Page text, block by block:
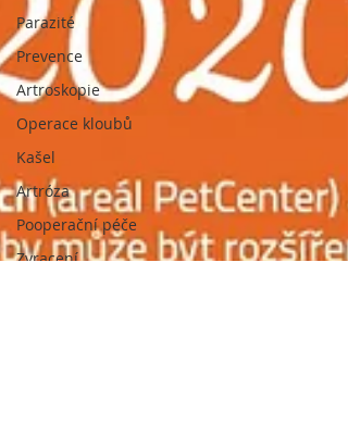
Parazité
Prevence
Artroskopie
Operace kloubů
Kašel
Artróza
Pooperační péče
Zvracení